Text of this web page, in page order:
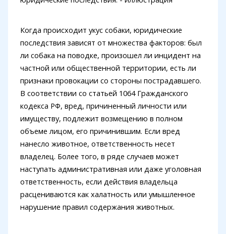
Когда происходит укус собаки, юридические
последствия зависят от множества факторов: был
ли собака на поводке, произошел ли инцидент на
частной или общественной территории, есть ли
признаки провокации со стороны пострадавшего.
В соответствии со статьей 1064 Гражданского
кодекса РФ, вред, причиненный личности или
имуществу, подлежит возмещению в полном
объеме лицом, его причинившим. Если вред
нанесло животное, ответственность несет
владелец. Более того, в ряде случаев может
наступать административная или даже уголовная
ответственность, если действия владельца
расцениваются как халатность или умышленное
нарушение правил содержания животных.